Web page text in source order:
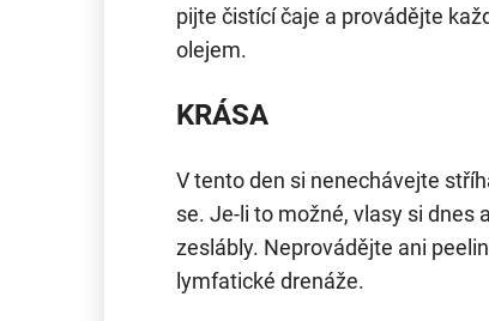
pijte čistící čaje a provádějte
olejem.
KRÁSA
V tento den si nenechávejte
se. Je-li to možné, vlasy si dnes
zeslábly. Neprovádějte ani
lymfatické drenáže.